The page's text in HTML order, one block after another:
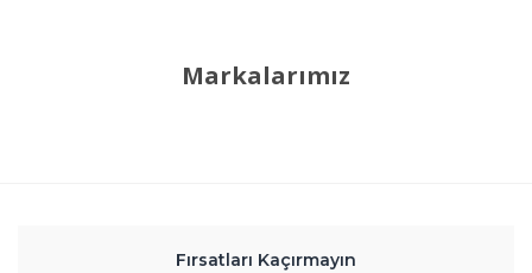
Markalarımız
Fırsatları Kaçırmayın